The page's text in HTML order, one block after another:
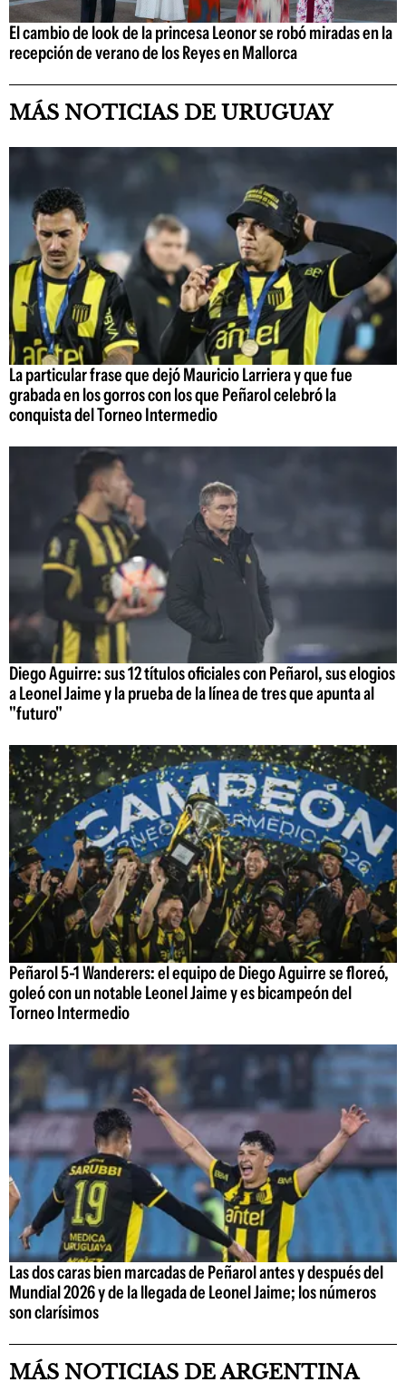
El cambio de look de la princesa Leonor se robó miradas en la
recepción de verano de los Reyes en Mallorca
MÁS NOTICIAS DE URUGUAY
La particular frase que dejó Mauricio Larriera y que fue
grabada en los gorros con los que Peñarol celebró la
conquista del Torneo Intermedio
Diego Aguirre: sus 12 títulos oficiales con Peñarol, sus elogios
a Leonel Jaime y la prueba de la línea de tres que apunta al
"futuro"
Peñarol 5-1 Wanderers: el equipo de Diego Aguirre se floreó,
goleó con un notable Leonel Jaime y es bicampeón del
Torneo Intermedio
Las dos caras bien marcadas de Peñarol antes y después del
Mundial 2026 y de la llegada de Leonel Jaime; los números
son clarísimos
MÁS NOTICIAS DE ARGENTINA